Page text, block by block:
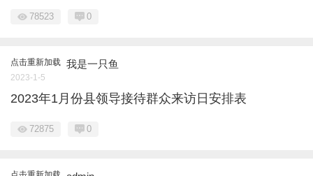
78523 0
点击重新加载 我是一只鱼
2023-1-5
2023年1月份县领导接待群众来访日安排表
72875 0